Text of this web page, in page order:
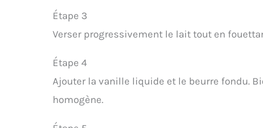
Étape 3
Verser progressivement le lait tout en
Étape 4
Ajouter la vanille liquide et le beurre fondu.
homogène.